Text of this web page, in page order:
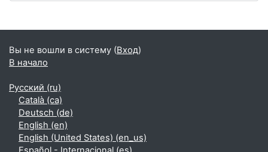
Дополнительные блоки
Вы не вошли в систему (Вход)
В начало
Русский ‎(ru)‎
Català ‎(ca)‎
Deutsch ‎(de)‎
English ‎(en)‎
English (United States) ‎(en_us)‎